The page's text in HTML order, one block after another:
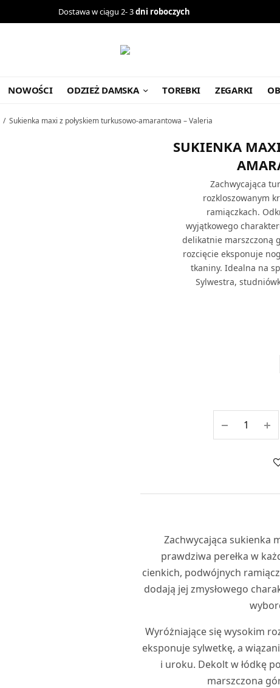
Dostawa w ciągu 2- 3dni roboczych
NOWOŚCI ODZIEŻ DAMSKA TOREBKI ZEGARKI
/ Sukienka maxi z połyskiem turkusowo-amarantowa – Valeria
SUKIENKA
Zachwycająca
rozkloszowanym
ramiączkach.
wyjątkowego
delikatnie marszczoną
rozcięcie eksponuje
tkaniny. Idealna na
Sylwestra,
Zachwycająca sukienka
prawdziwa perełka w
cienkich, podwójnych
dodają jej zmysłowego
Wyróżniające się wysokim
eksponuje sylwetkę, a
i uroku. Dekolt w łódkę
marszczona